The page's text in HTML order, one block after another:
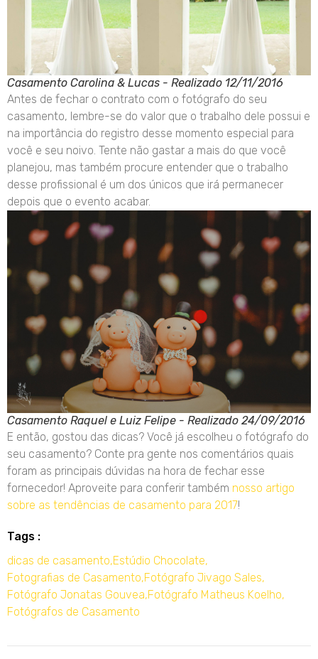
Casamento Carolina & Lucas - Realizado 12/11/2016
Antes de fechar o contrato com o fotógrafo do seu
casamento, lembre-se do valor que o trabalho dele possui e
na importância do registro desse momento especial para
você e seu noivo. Tente não gastar a mais do que você
planejou, mas também procure entender que o trabalho
desse profissional é um dos únicos que irá permanecer
depois que o evento acabar.
Casamento Raquel e Luiz Felipe - Realizado 24/09/2016
E então, gostou das dicas? Você já escolheu o fotógrafo do
seu casamento? Conte pra gente nos comentários quais
foram as principais dúvidas na hora de fechar esse
fornecedor! Aproveite para conferir também nosso artigo
sobre as tendências de casamento para 2017!
Tags :
dicas de casamento,Estúdio Chocolate,
Fotografias de Casamento,Fotógrafo Jivago Sales,
Fotógrafo Jonatas Gouvea,Fotógrafo Matheus Koelho,
Fotógrafos de Casamento